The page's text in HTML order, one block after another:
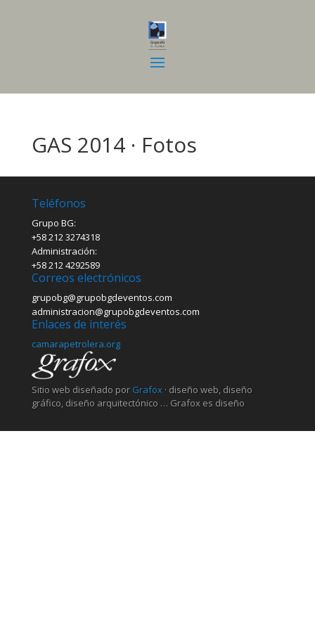
GAS 2014 · Fotos
Teléfonos
Grupo BG:
+58 212 3274318
Administración:
+58 212 4292589
Correos electrónicos
grupobg@grupobgdeventos.com
administracion@grupobgdeventos.com
Enlaces de interés
camarapetrolera.org
Sitio web diseñado por Grafox· diseño web, diseño
gráfico, diseño arquitectónico … Grafox es diseño